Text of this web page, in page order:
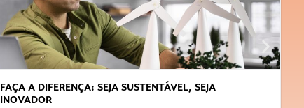
FAÇA A DIFERENÇA: SEJA SUSTENTÁVEL, SEJA
INOVADOR